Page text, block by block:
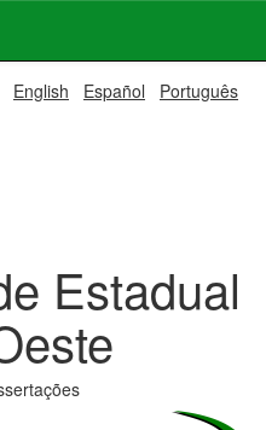
English Español Português
Estadual